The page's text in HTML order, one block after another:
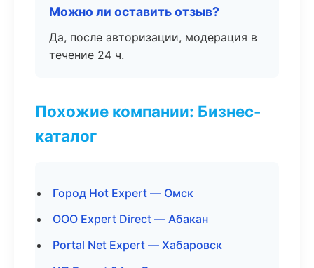
Можно ли оставить отзыв?
Да, после авторизации, модерация в
течение 24 ч.
Похожие компании: Бизнес-
каталог
Город Hot Expert — Омск
ООО Expert Direct — Абакан
Portal Net Expert — Хабаровск